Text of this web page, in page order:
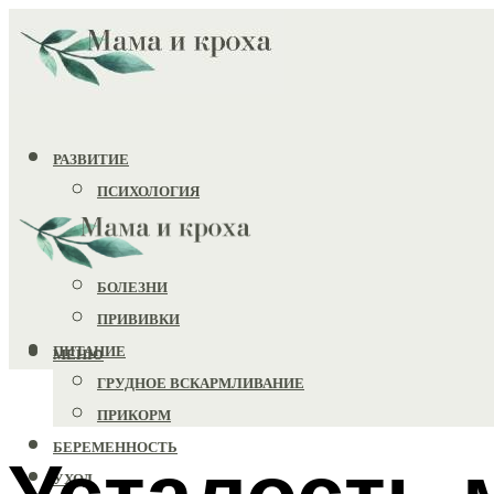
РАЗВИТИЕ
ПСИХОЛОГИЯ
ИГРУШКИ
ЗДОРОВЬЕ
БОЛЕЗНИ
ПРИВИВКИ
ПИТАНИЕ
ГРУДНОЕ ВСКАРМЛИВАНИЕ
ПРИКОРМ
БЕРЕМЕННОСТЬ
УХОД
МЕНЮ